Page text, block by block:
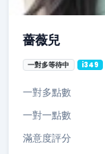
薔薇兒
一對多等待中 i349
一對多點數
一對一點數
滿意度評分